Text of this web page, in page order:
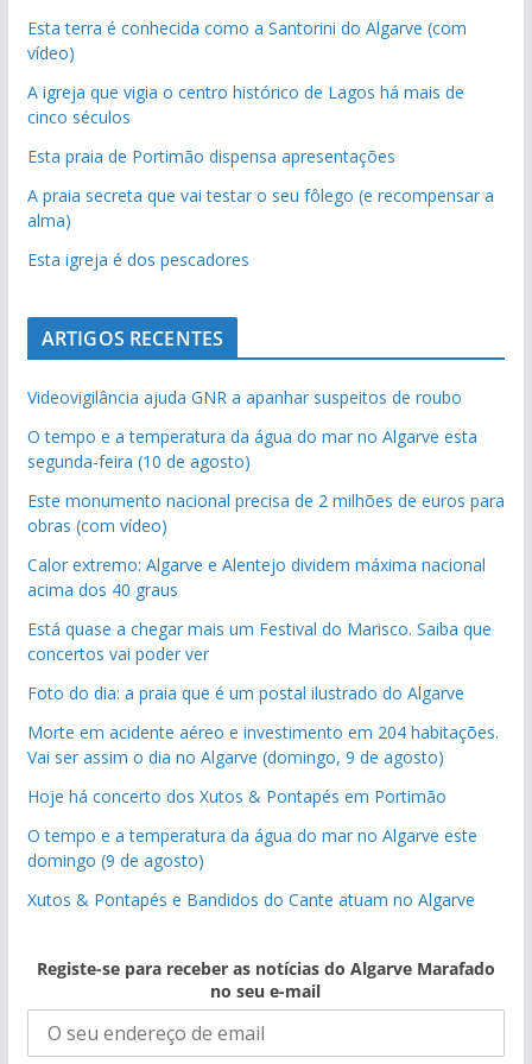
Esta terra é conhecida como a Santorini do Algarve (com
vídeo)
A igreja que vigia o centro histórico de Lagos há mais de
cinco séculos
Esta praia de Portimão dispensa apresentações
A praia secreta que vai testar o seu fôlego (e recompensar a
alma)
Esta igreja é dos pescadores
ARTIGOS RECENTES
Videovigilância ajuda GNR a apanhar suspeitos de roubo
O tempo e a temperatura da água do mar no Algarve esta
segunda-feira (10 de agosto)
Este monumento nacional precisa de 2 milhões de euros para
obras (com vídeo)
Calor extremo: Algarve e Alentejo dividem máxima nacional
acima dos 40 graus
Está quase a chegar mais um Festival do Marisco. Saiba que
concertos vai poder ver
Foto do dia: a praia que é um postal ilustrado do Algarve
Morte em acidente aéreo e investimento em 204 habitações.
Vai ser assim o dia no Algarve (domingo, 9 de agosto)
Hoje há concerto dos Xutos & Pontapés em Portimão
O tempo e a temperatura da água do mar no Algarve este
domingo (9 de agosto)
Xutos & Pontapés e Bandidos do Cante atuam no Algarve
Registe-se para receber as notícias do Algarve Marafado
no seu e-mail